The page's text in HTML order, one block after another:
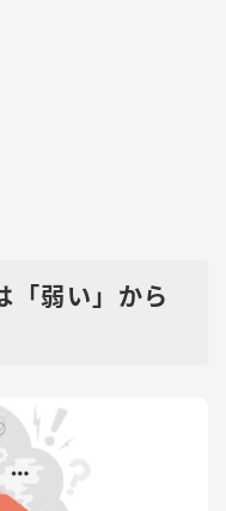
「弱い」から